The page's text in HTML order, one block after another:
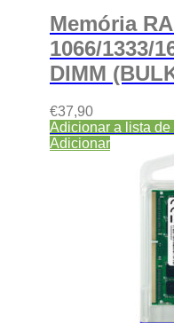
Memória
1066/1333/
DIMM
€37,90
Adicionar a lista de
Adicionar